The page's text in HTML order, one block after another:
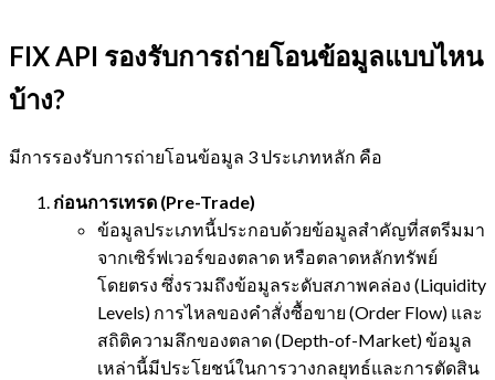
FIX API รองรับการถ่ายโอนข้อมูลแบบไหน
บ้าง?
มีการรองรับการถ่ายโอนข้อมูล 3 ประเภทหลัก คือ
ก่อนการเทรด (Pre-Trade)
ข้อมูลประเภทนี้ประกอบด้วยข้อมูลสำคัญที่สตรีมมา
จากเซิร์ฟเวอร์ของตลาด หรือตลาดหลักทรัพย์
โดยตรง ซึ่งรวมถึงข้อมูลระดับสภาพคล่อง (Liquidity
Levels) การไหลของคำสั่งซื้อขาย (Order Flow) และ
สถิติความลึกของตลาด (Depth-of-Market) ข้อมูล
เหล่านี้มีประโยชน์ในการวางกลยุทธ์และการตัดสิน